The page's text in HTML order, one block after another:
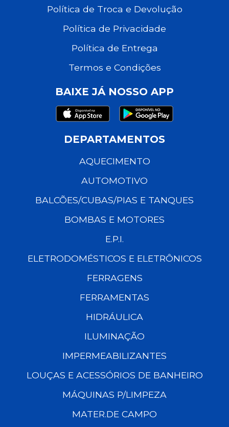
Política de Troca e Devolução
Política de Privacidade
Política de Entrega
Termos e Condições
BAIXE JÁ NOSSO APP
DEPARTAMENTOS
AQUECIMENTO
AUTOMOTIVO
BALCÕES/CUBAS/PIAS E TANQUES
BOMBAS E MOTORES
E.P.I.
ELETRODOMÉSTICOS E ELETRÔNICOS
FERRAGENS
FERRAMENTAS
HIDRÁULICA
ILUMINAÇÃO
IMPERMEABILIZANTES
LOUÇAS E ACESSÓRIOS DE BANHEIRO
MÁQUINAS P/LIMPEZA
MATER.DE CAMPO